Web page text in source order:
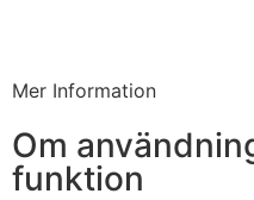
Mer Information
Om
funktion